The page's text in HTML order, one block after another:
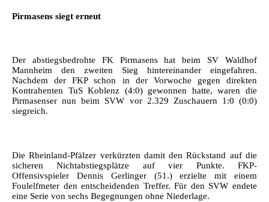
Pirmasens siegt erneut
Der abstiegsbedrohte FK Pirmasens hat beim SV Waldhof
Mannheim den zweiten Sieg hintereinander eingefahren.
Nachdem der FKP schon in der Vorwoche gegen direkten
Kontrahenten TuS Koblenz (4:0) gewonnen hatte, waren die
Pirmasenser nun beim SVW vor 2.329 Zuschauern 1:0 (0:0)
siegreich.
Die Rheinland-Pfälzer verkürzten damit den Rückstand auf die
sicheren Nichtabstiegsplätze auf vier Punkte. FKP-
Offensivspieler Dennis Gerlinger (51.) erzielte mit einem
Foulelfmeter den entscheidenden Treffer. Für den SVW endete
eine Serie von sechs Begegnungen ohne Niederlage.